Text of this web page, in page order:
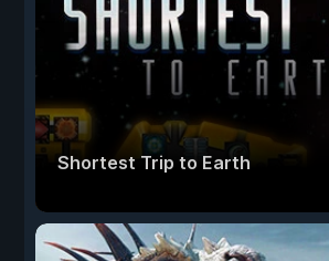
Shortest Trip to Earth